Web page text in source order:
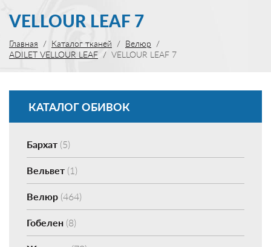
VELLOUR LEAF 7
Главная Каталог тканей
Велюр
ADILET VELLOUR LEAF
VELLOUR LEAF 7
КАТАЛОГ ОБИВОК
Бархат (5)
Вельвет (1)
Велюр (464)
Гобелен (8)